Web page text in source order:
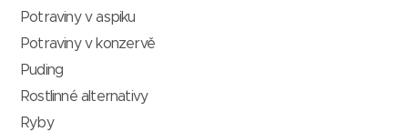
Potraviny v aspiku
Potraviny v konzervě
Puding
Rostlinné alternativy
Ryby